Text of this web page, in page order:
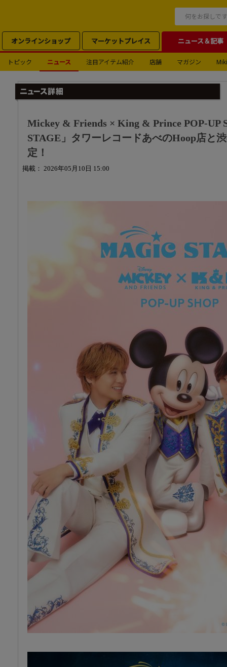
オンラインショップ マーケットプレイス ニュース＆記事
トピック ニュース 注目アイテム紹介 店舗 マガジン
Mickey & Friends × King & Prince POP-UP
STAGE」タワーレコードあべのHoop店と
定！
掲載： 2026年05月10日 15:00